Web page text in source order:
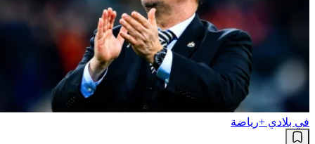
في بلادي +رياضة